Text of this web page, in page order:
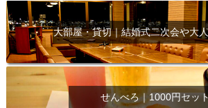
大部屋・貸切｜結婚式二次会や大
せんべろ｜1000円セッ